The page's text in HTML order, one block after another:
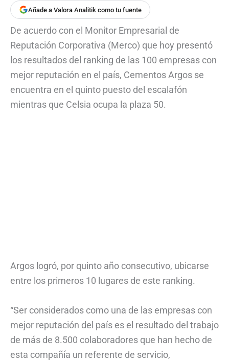
Añade a Valora Analitik como tu fuente
De acuerdo con el Monitor Empresarial de
Reputación Corporativa (Merco) que hoy presentó
los resultados del ranking de las 100 empresas con
mejor reputación en el país, Cementos Argos se
encuentra en el quinto puesto del escalafón
mientras que Celsia ocupa la plaza 50.
Argos logró, por quinto año consecutivo, ubicarse
entre los primeros 10 lugares de este ranking.
“Ser considerados como una de las empresas con
mejor reputación del país es el resultado del trabajo
de más de 8.500 colaboradores que han hecho de
esta compañía un referente de servicio,